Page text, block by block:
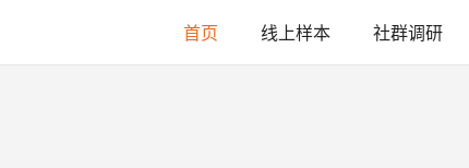
首页 线上样本 社群调研